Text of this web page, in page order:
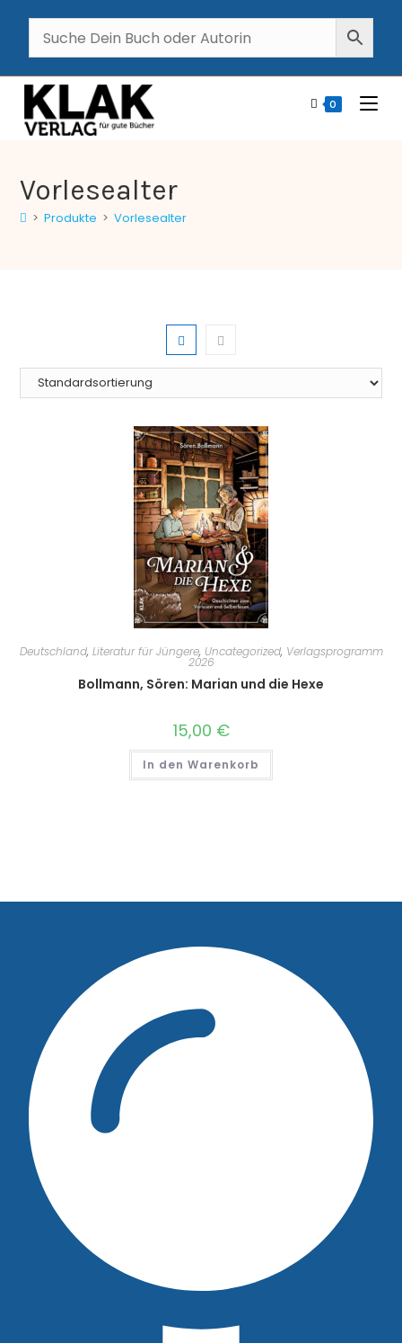
0
Vorlesealter
> Produkte > Vorlesealter
Deutschland, Literatur für Jüngere, Uncategorized, Verlagsprogramm
2026
Bollmann, Sören: Marian und die Hexe
15,00 €
In den Warenkorb